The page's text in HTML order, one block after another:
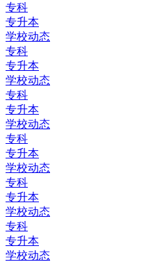
专科
专升本
学校动态
专科
专升本
学校动态
专科
专升本
学校动态
专科
专升本
学校动态
专科
专升本
学校动态
专科
专升本
学校动态